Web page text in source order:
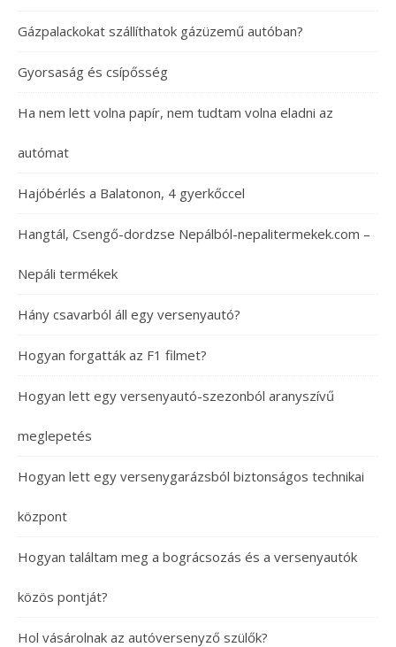
Gázpalackokat szállíthatok gázüzemű autóban?
Gyorsaság és csípősség
Ha nem lett volna papír, nem tudtam volna eladni az
autómat
Hajóbérlés a Balatonon, 4 gyerkőccel
Hangtál, Csengő-dordzse Nepálból-nepalitermekek.com –
Nepáli termékek
Hány csavarból áll egy versenyautó?
Hogyan forgatták az F1 filmet?
Hogyan lett egy versenyautó-szezonból aranyszívű
meglepetés
Hogyan lett egy versenygarázsból biztonságos technikai
központ
Hogyan találtam meg a bográcsozás és a versenyautók
közös pontját?
Hol vásárolnak az autóversenyző szülők?